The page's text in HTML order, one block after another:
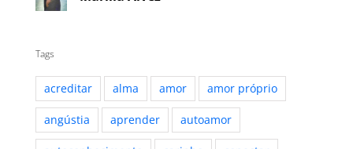
Tags
acreditar alma amor amor próprio